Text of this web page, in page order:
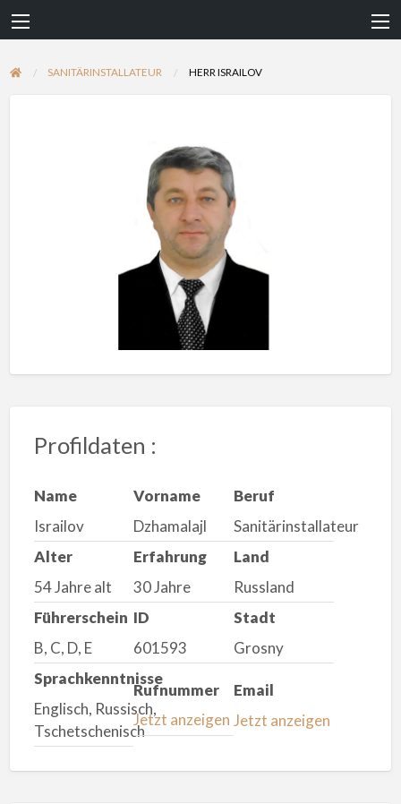
SANITÄRINSTALLATEUR HERR ISRAILOV
Profildaten :
Name
Israilov
Vorname
Dzhamalajl
Beruf
Sanitärinstallateur
Alter
54 Jahre alt
Erfahrung
30 Jahre
Land
Russland
Führerschein
B, C, D, E
ID
601593
Stadt
Grosny
Sprachkenntnisse
Englisch, Russisch,
Tschetschenisch
Rufnummer
Jetzt anzeigen
Email
Jetzt anzeigen